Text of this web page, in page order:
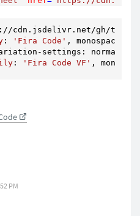
cdn.jsdelivr.net/gh/tonsky/
: 'Fira Code' , monospace; }
settings: normal) {
: 'Fira Code VF' ,
PM